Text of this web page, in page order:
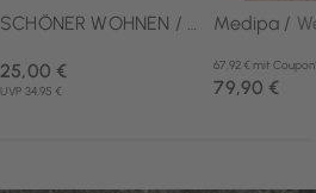
SCHÖNER WOHNEN / Kissen
25,00 €
UVP 34,95 €
Medipa /
67,92 € mit
79,90 €